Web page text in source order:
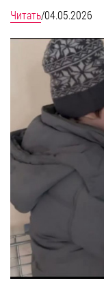
Читать/04.05.2026